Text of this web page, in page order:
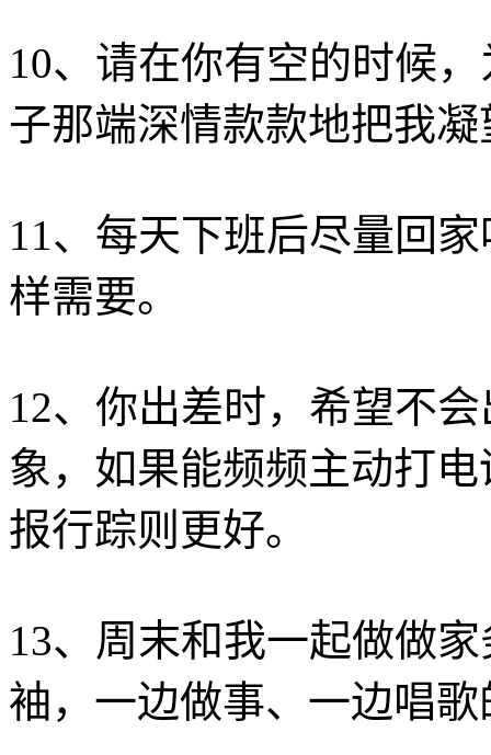
10、请在你有空的时候
子那端深情款款地把我凝
11、每天下班后尽量回
样需要。
12、你出差时，希望不
象，如果能频频主动打
报行踪则更好。
13、周末和我一起做做
袖，一边做事、一边唱